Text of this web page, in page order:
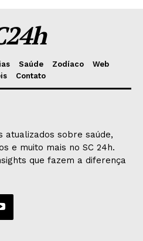
Saúde Zodíaco
Web
Contato
atualizados sobre saúde,
e muito mais no SC 24h.
que fazem a diferença